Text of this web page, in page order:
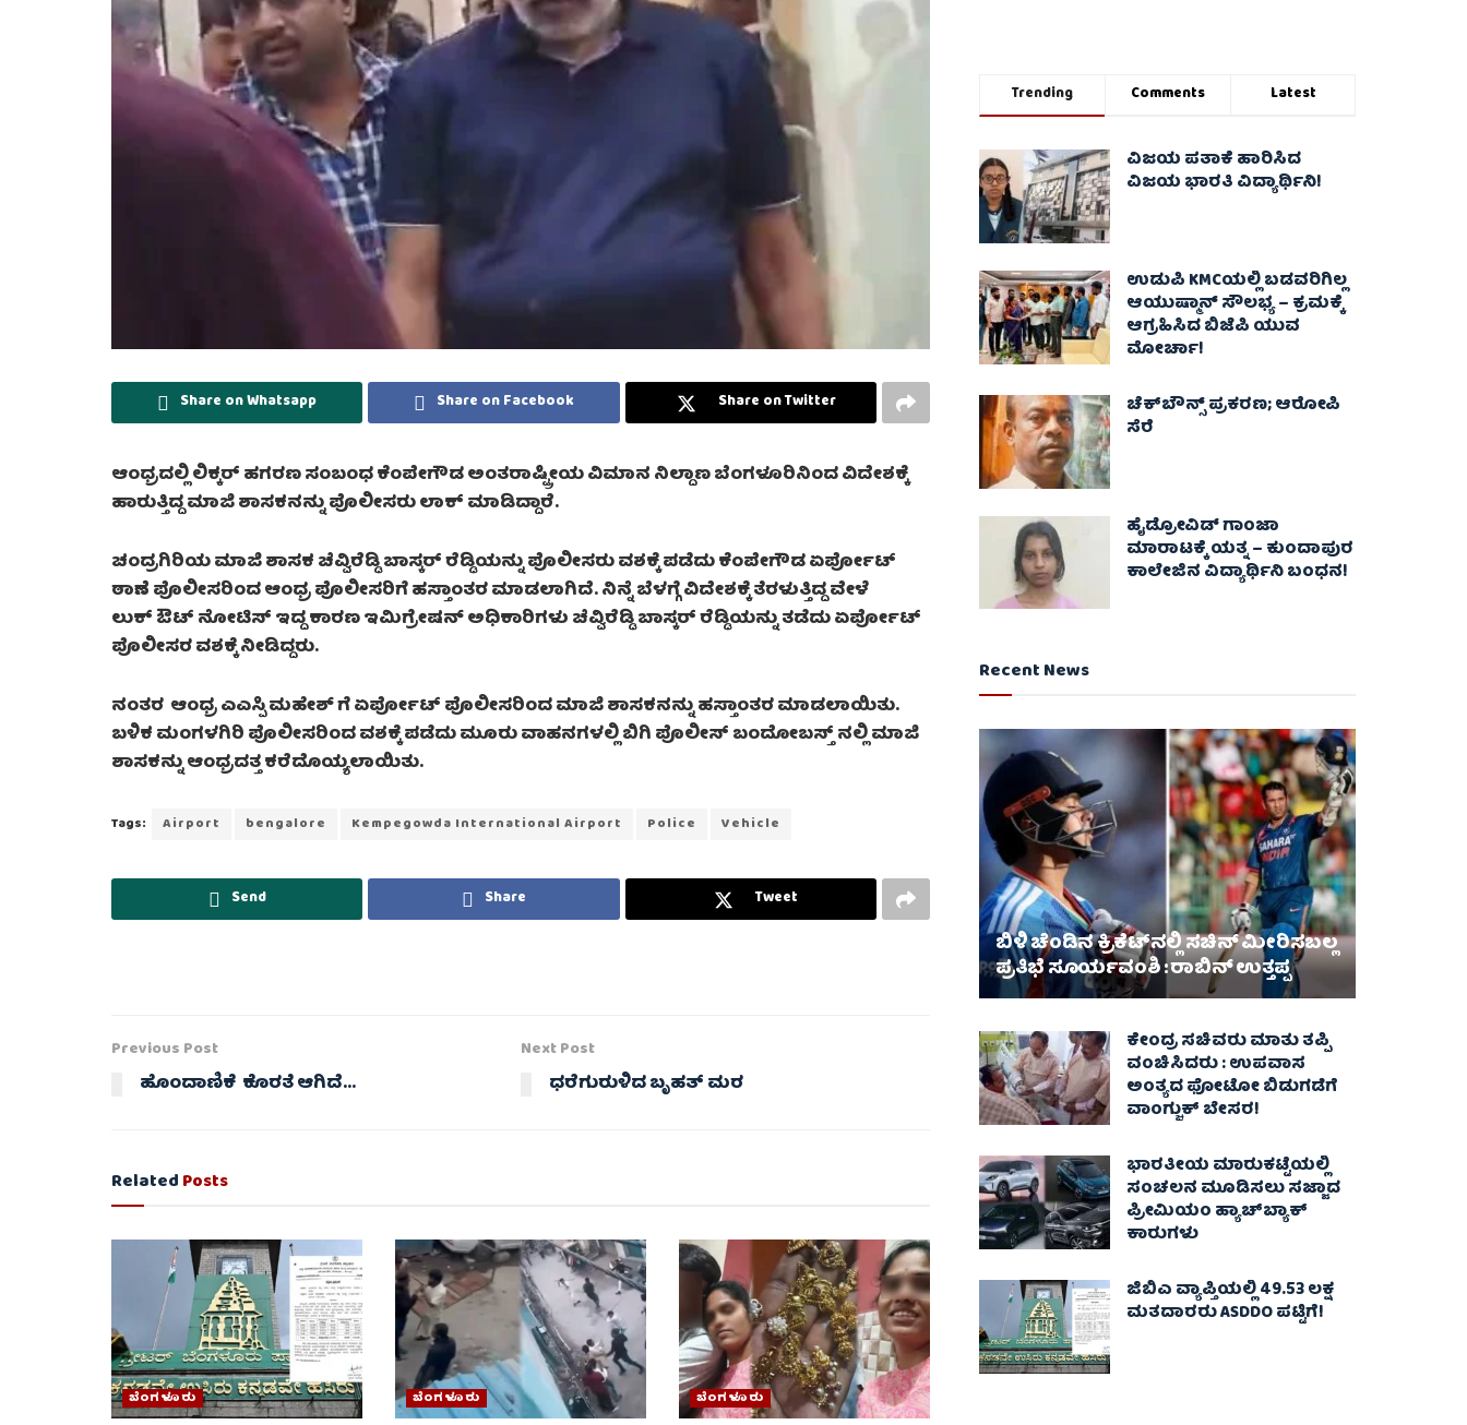
Share on Whatsapp Share on Facebook Share on Twitter
ಆಂಧ್ರದಲ್ಲಿ ಲಿಕ್ಕರ್‌ ಹಗರಣ ಸಂಬಂಧ ಕೆಂಪೇಗೌಡ ಅಂತರಾಷ್ಟ್ರೀಯ ವಿಮಾನ ನಿಲ್ದಾಣ ಬೆಂಗಳೂರಿನಿಂದ ವಿದೇಶಕ್ಕೆ
ಹಾರುತ್ತಿದ್ದ ಮಾಜಿ ಶಾಸಕನನ್ನು ಪೊಲೀಸರು ಲಾಕ್‌ ಮಾಡಿದ್ದಾರೆ.
ಚಂದ್ರಗಿರಿಯ ಮಾಜಿ ಶಾಸಕ ಚೆವ್ವಿರೆಡ್ಡಿ ಬಾಸ್ಕರ್ ರೆಡ್ಡಿಯನ್ನು ಪೊಲೀಸರು ವಶಕ್ಕೆ ಪಡೆದು ಕೆಂಪೇಗೌಡ ಏರ್ಪೋಟ್
ಠಾಣೆ ಪೊಲೀಸರಿಂದ ಆಂಧ್ರ ಪೊಲೀಸರಿಗೆ ಹಸ್ತಾಂತರ ಮಾಡಲಾಗಿದೆ. ನಿನ್ನೆ ಬೆಳಗ್ಗೆ ವಿದೇಶಕ್ಕೆ ತೆರಳುತ್ತಿದ್ದ ವೇಳೆ
ಲುಕ್ ಔಟ್ ನೋಟಿಸ್ ಇದ್ದ ಕಾರಣ ಇಮಿಗ್ರೇಷನ್ ಅಧಿಕಾರಿಗಳು ಚೆವ್ವಿರೆಡ್ಡಿ ಬಾಸ್ಕರ್ ರೆಡ್ಡಿಯನ್ನು ತಡೆದು ಏರ್ಪೋಟ್
ಪೊಲೀಸರ ವಶಕ್ಕೆ ನೀಡಿದ್ದರು.
ನಂತರ ಆಂಧ್ರ ಎಎಸ್ಪಿ ಮಹೇಶ್ ಗೆ ಏರ್ಪೋಟ್ ಪೊಲೀಸರಿಂದ ಮಾಜಿ ಶಾಸಕನನ್ನು ಹಸ್ತಾಂತರ ಮಾಡಲಾಯಿತು.
ಬಳಿಕ ಮಂಗಳಗಿರಿ ಪೊಲೀಸರಿಂದ ವಶಕ್ಕೆ ಪಡೆದು ಮೂರು ವಾಹನಗಳಲ್ಲಿ ಬಿಗಿ ಪೊಲೀಸ್ ಬಂದೋಬಸ್ತ್ ನಲ್ಲಿ ಮಾಜಿ
ಶಾಸಕನ್ನು ಆಂಧ್ರದತ್ತ ಕರೆದೊಯ್ಯಲಾಯಿತು.
Tags: Airport bengalore Kempegowda International Airport Police Vehicle
Send Share Tweet
Previous Post
ಹೊಂದಾಣಿಕೆ ಕೊರತೆ ಆಗಿದೆ…
Next Post
ಧರೆಗುರುಳಿದ ಬೃಹತ್‌ ಮರ
RelatedPosts
ಬೆಂಗಳೂರು ಬೆಂಗಳೂರು ಬೆಂಗಳೂರು
Trending Comments Latest
ವಿಜಯ ಪತಾಕೆ ಹಾರಿಸಿದ
ವಿಜಯ ಭಾರತಿ ವಿದ್ಯಾರ್ಥಿನಿ!
ಉಡುಪಿ KMCಯಲ್ಲಿ ಬಡವರಿಗಿಲ್ಲ
ಆಯುಷ್ಮಾನ್ ಸೌಲಭ್ಯ – ಕ್ರಮಕ್ಕೆ
ಆಗ್ರಹಿಸಿದ ಬಿಜೆಪಿ ಯುವ
ಮೋರ್ಚಾ!
ಚೆಕ್​ಬೌನ್ಸ್​ ಪ್ರಕರಣ; ಆರೋಪಿ
ಸೆರೆ
ಹೈಡ್ರೋವಿಡ್ ಗಾಂಜಾ
ಮಾರಾಟಕ್ಕೆ ಯತ್ನ – ಕುಂದಾಪುರ
ಕಾಲೇಜಿನ ವಿದ್ಯಾರ್ಥಿನಿ ಬಂಧನ!
Recent News
ಬಿಳಿ ಚೆಂಡಿನ ಕ್ರಿಕೆಟ್‌ನಲ್ಲಿ ಸಚಿನ್ ಮೀರಿಸಬಲ್ಲ
ಪ್ರತಿಭೆ ಸೂರ್ಯವಂಶಿ : ರಾಬಿನ್ ಉತ್ತಪ್ಪ
ಕೇಂದ್ರ ಸಚಿವರು ಮಾತು ತಪ್ಪಿ
ವಂಚಿಸಿದರು : ಉಪವಾಸ
ಅಂತ್ಯದ ಫೋಟೋ ಬಿಡುಗಡೆಗೆ
ವಾಂಗ್ಚುಕ್ ಬೇಸರ!
ಭಾರತೀಯ ಮಾರುಕಟ್ಟೆಯಲ್ಲಿ
ಸಂಚಲನ ಮೂಡಿಸಲು ಸಜ್ಜಾದ
ಪ್ರೀಮಿಯಂ ಹ್ಯಾಚ್‌ಬ್ಯಾಕ್
ಕಾರುಗಳು
ಜಿಬಿಎ ವ್ಯಾಪ್ತಿಯಲ್ಲಿ 49.53 ಲಕ್ಷ
ಮತದಾರರು ASDDO ಪಟ್ಟಿಗೆ!